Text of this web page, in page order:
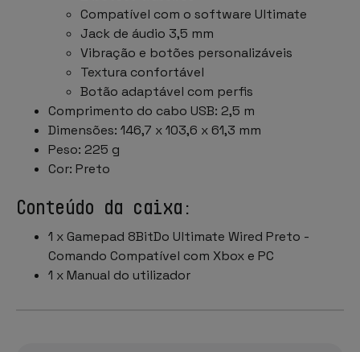
Compatível com o software Ultimate
Jack de áudio 3,5 mm
Vibração e botões personalizáveis
Textura confortável
Botão adaptável com perfis
Comprimento do cabo USB: 2,5 m
Dimensões: 146,7 x 103,6 x 61,3 mm
Peso: 225 g
Cor: Preto
Conteúdo da caixa:
1 x Gamepad 8BitDo Ultimate Wired Preto -
Comando Compatível com Xbox e PC
1 x Manual do utilizador